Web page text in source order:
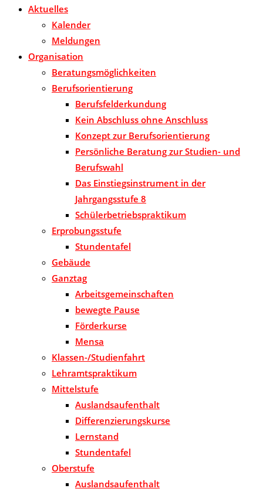
Aktuelles
Kalender
Meldungen
Organisation
Beratungsmöglichkeiten
Berufsorientierung
Berufsfelderkundung
Kein Abschluss ohne Anschluss
Konzept zur Berufsorientierung
Persönliche Beratung zur Studien- und
Berufswahl
Das Einstiegsinstrument in der
Jahrgangsstufe 8
Schülerbetriebspraktikum
Erprobungsstufe
Stundentafel
Gebäude
Ganztag
Arbeitsgemeinschaften
bewegte Pause
Förderkurse
Mensa
Klassen-/Studienfahrt
Lehramtspraktikum
Mittelstufe
Auslandsaufenthalt
Differenzierungskurse
Lernstand
Stundentafel
Oberstufe
Auslandsaufenthalt